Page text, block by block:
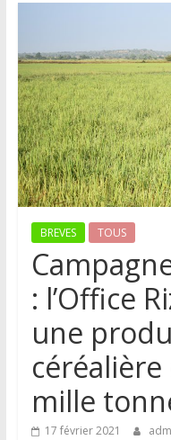
BREVES TOUS
: l’Office
une
mille
17 février 2021